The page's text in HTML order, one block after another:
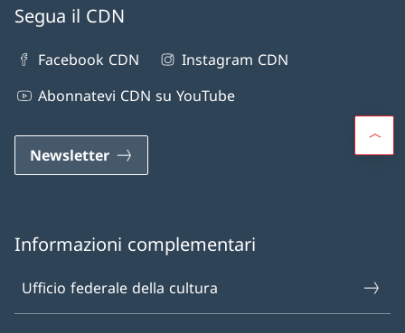
Segua il CDN
Facebook CDN
Instagram CDN
Abonnatevi CDN su YouTube
Newsletter
Informazioni complementari
Ufficio federale della cultura